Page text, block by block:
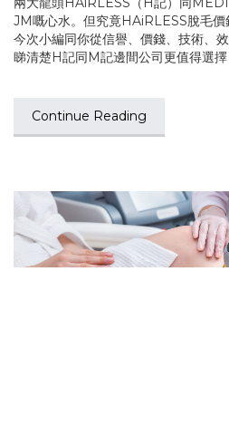
JM嘅心水。但究竟HAiRLESS脫毛價
今次小編同你從信譽、價錢、技術、
睇清楚H記同M記邊間公司更值得選擇
Continue Reading